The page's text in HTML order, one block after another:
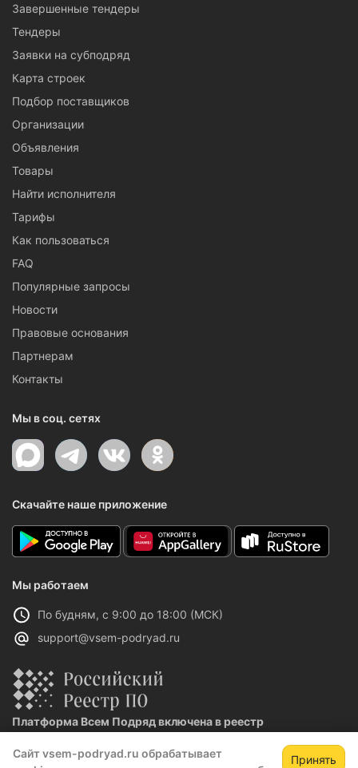
Сайт vsem-podryad.ru обрабатывает
Принять
Завершенные тендеры
Тендеры
Заявки на субподряд
Карта строек
Подбор поставщиков
Организации
Объявления
Товары
Найти исполнителя
Тарифы
Как пользоваться
FAQ
Популярные запросы
Новости
Правовые основания
Партнерам
Контакты
Мы в соц. сетях
Скачайте наше приложение
Мы работаем
По будням, с 9:00 до 18:00 (МСК)
support@vsem-podryad.ru
Платформа Всем Подряд включена в реестр
Реестровая запись №32021 от 06.02.2026